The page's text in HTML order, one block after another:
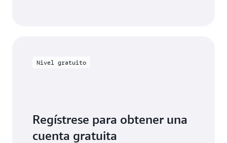
Nivel gratuito
Regístrese para obtener una
cuenta gratuita